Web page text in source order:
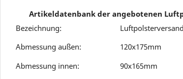
Artikeldatenbank der angebotenen
Bezeichnung:
Abmessung außen:
120x175mm
Abmessung innen:
90x165mm